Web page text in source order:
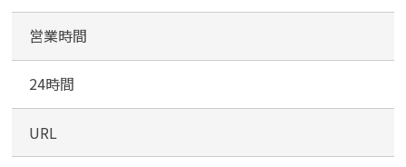
始除く)
営業時間
24時間
URL